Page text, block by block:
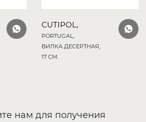
CUTIPOL,
PORTUGAL,
ВИЛКА ДЕСЕРТНАЯ,
17 СМ.
нам для получения